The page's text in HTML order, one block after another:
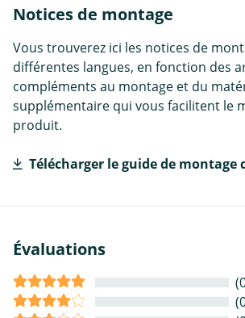
Notices de montage
Vous trouverez ici les notices de
différentes langues, en fonction des
compléments au montage et du
supplémentaire qui vous facilitent le
produit.
Télécharger le guide de
Évaluations